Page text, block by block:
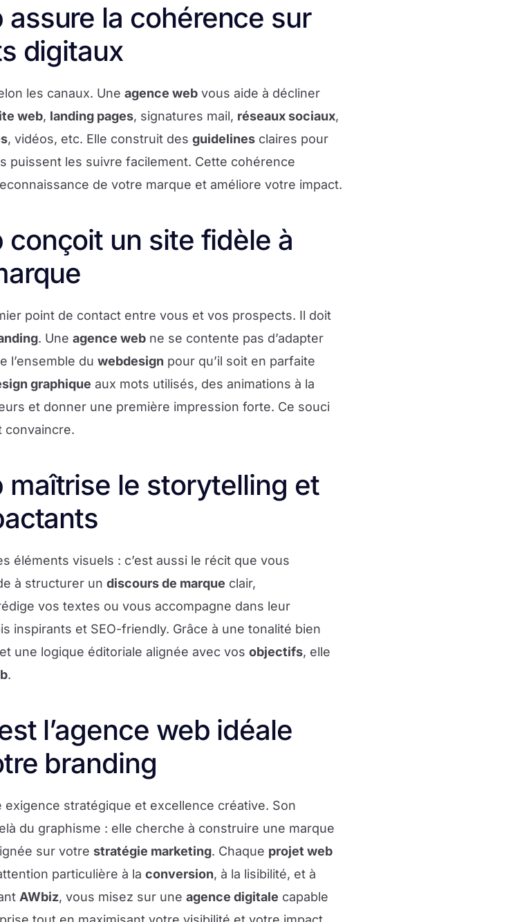
la cohérence sur
digitaux
les canaux. Une agence web vous aide à décliner
web, landing pages, signatures mail, réseaux sociaux,
, vidéos, etc. Elle construit des guidelines claires pour
puissent les suivre facilement. Cette cohérence
de votre marque et améliore votre impact.
conçoit un site fidèle à
point de contact entre vous et vos prospects. Il doit
. Une agence web ne se contente pas d’adapter
l’ensemble du webdesign pour qu’il soit en parfaite
graphique aux mots utilisés, des animations à la
et donner une première impression forte. Ce souci
convaincre.
maîtrise le storytelling et
éléments visuels : c’est aussi le récit que vous
à structurer un discours de marque clair,
vos textes ou vous accompagne dans leur
inspirants et SEO-friendly. Grâce à une tonalité bien
une logique éditoriale alignée avec vos objectifs, elle
.
l’agence web idéale
branding
exigence stratégique et excellence créative. Son
du graphisme : elle cherche à construire une marque
sur votre stratégie marketing. Chaque projet web
particulière à la conversion, à la lisibilité, et à
AWbiz, vous misez sur une agence digitale capable